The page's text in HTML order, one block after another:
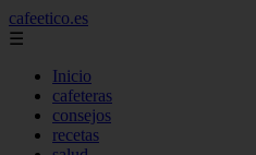
cafeetico.es
☰
Inicio
cafeteras
consejos
recetas